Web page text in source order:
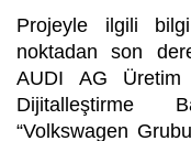
Projeyle ilgili
noktadan son
AUDI AG Üretim
Dijitalleştirme
“Volkswagen